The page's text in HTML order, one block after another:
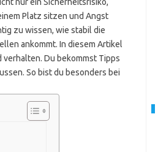
Platz sitzen und Angst
zu wissen, wie stabil die
ankommt. In diesem Artikel
Du bekommst Tipps
So bist du besonders bei